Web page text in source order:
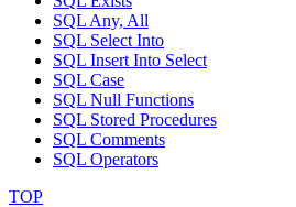
SQL Any, All
SQL Select Into
SQL Insert Into Select
SQL Case
SQL Null Functions
SQL Stored Procedures
SQL Comments
SQL Operators
TOP